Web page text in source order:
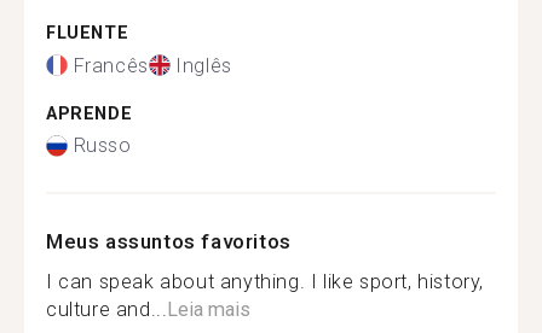
FLUENTE
Francês Inglês
APRENDE
Russo
Meus assuntos favoritos
I can speak about anything. I like sport, history,
culture and...Leia mais